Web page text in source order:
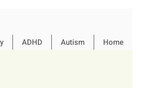
Home
Autism
ADHD